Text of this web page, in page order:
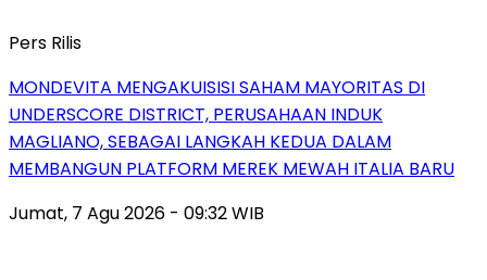
Pers Rilis
MONDEVITA MENGAKUISISI SAHAM MAYORITAS DI
UNDERSCORE DISTRICT, PERUSAHAAN INDUK
MAGLIANO, SEBAGAI LANGKAH KEDUA DALAM
MEMBANGUN PLATFORM MEREK MEWAH ITALIA BARU
Jumat, 7 Agu 2026 - 09:32 WIB